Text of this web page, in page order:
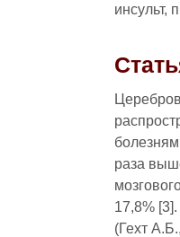
инсульт,
раза
17,8%
(Гехт